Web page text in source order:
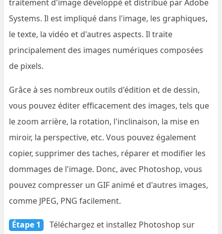
traitement d'image développé et distribué par Adobe
Systems. Il est impliqué dans l'image, les graphiques,
le texte, la vidéo et d'autres aspects. Il traite
principalement des images numériques composées
de pixels.
Grâce à ses nombreux outils d'édition et de dessin,
vous pouvez éditer efficacement des images, tels que
le zoom arrière, la rotation, l'inclinaison, la mise en
miroir, la perspective, etc. Vous pouvez également
copier, supprimer des taches, réparer et modifier les
dommages de l'image. Donc, avec Photoshop, vous
pouvez compresser un GIF animé et d'autres images,
comme JPEG, PNG facilement.
Étape 1
Téléchargez et installez Photoshop sur